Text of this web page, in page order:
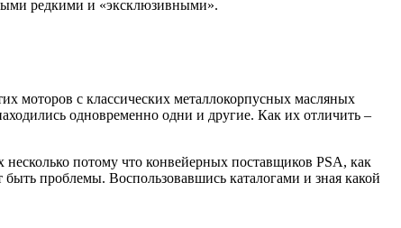
редкими и «эксклюзивными».
моторов с классических металлокорпусных масляных
одновременно одни и другие. Как их отличить –
потому что конвейерных поставщиков PSA, как
проблемы. Воспользовавшись каталогами и зная какой